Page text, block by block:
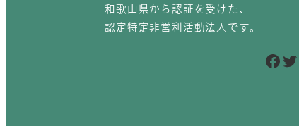
和歌山県から認証を受けた、
認定特定非営利活動法人です。
Facebook Twitter